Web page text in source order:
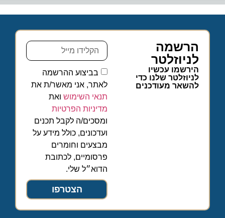
הרשמה
לניוזלטר
הירשמו עכשיו
לניוזלטר שלנו כדי
להשאר מעודכנים
בביצוע ההרשמה
לאתר, אני מאשר/ת את
תנאי השימוש ואת
מדיניות הפרטיות
ומסכים/ה לקבל תכנים
ועדכונים, כולל מידע על
מבצעים וחומרים
פרסומיים, לכתובת
הדוא״ל שלי.
הצטרפו